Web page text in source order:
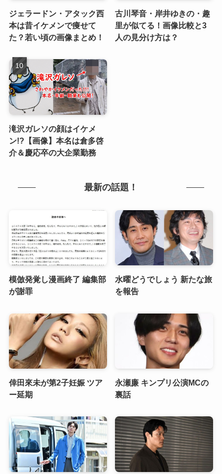
ジェラードン・アタック西
本は昔イケメンで痩せて
た？若い頃の画像まとめ！
古川琴音・岸井ゆきの・趣
里が似てる！画像比較と3
人の見分け方は？
滝沢ガレソの顔はイケメ
ン!?【画像】本名は倉多啓
介＆慶応卒の大企業勤務
最新の話題！
模倣発覚し漫画終了 編集部
が謝罪
水曜どうでしょう 新たな旅
を報告
倖田來未が第2子妊娠 ツア
ー延期
永瀬廉 キンプリ公演MCの
裏話